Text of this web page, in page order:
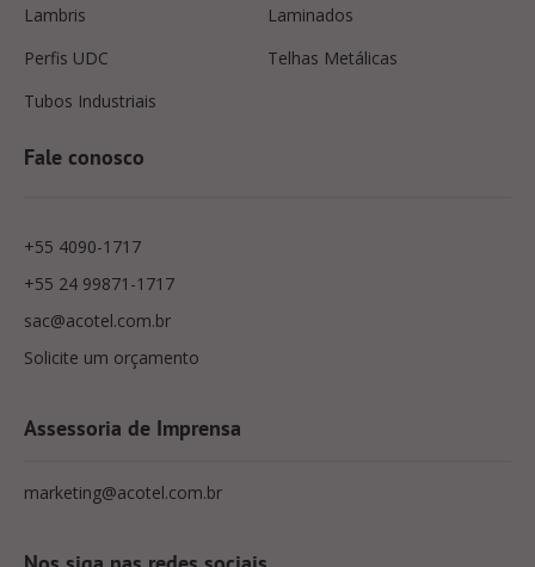
Lambris
Laminados
Perfis UDC
Telhas Metálicas
Tubos Industriais
Fale conosco
+55 4090-1717
+55 24 99871-1717
sac@acotel.com.br
Solicite um orçamento
Assessoria de Imprensa
marketing@acotel.com.br